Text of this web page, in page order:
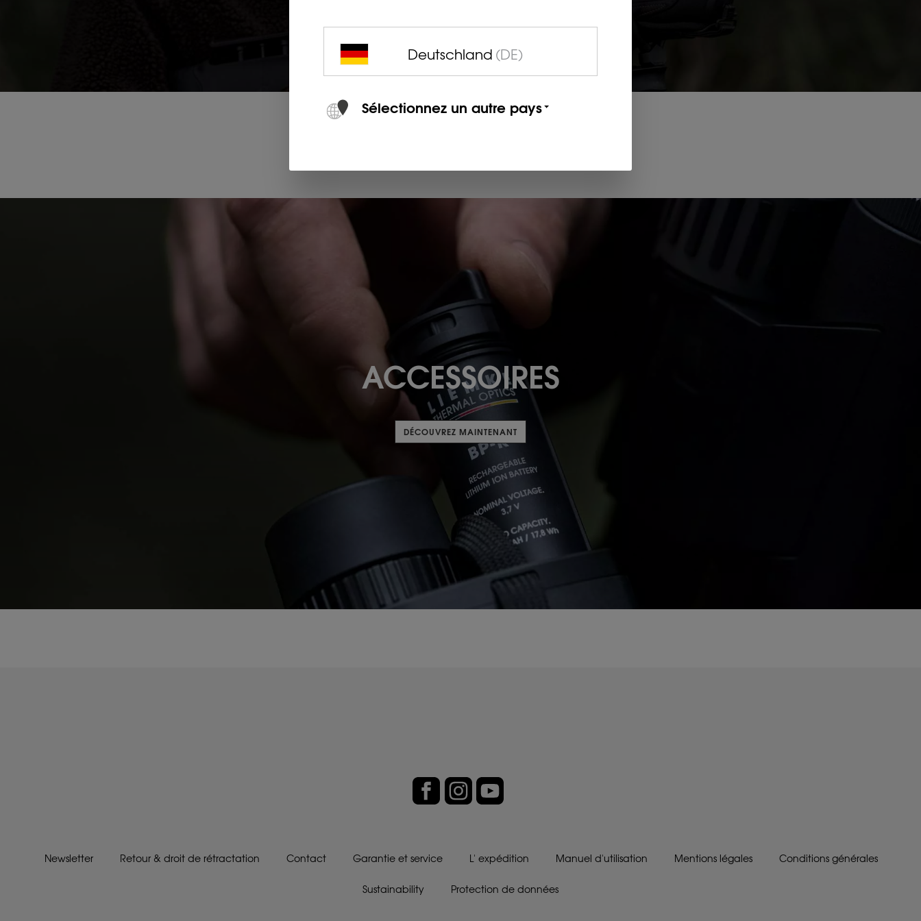
ACCESSOIRES
DÉCOUVREZ MAINTENANT
Newsletter Retour & droit de rétractation Contact Garantie et service L' expédition Manuel d'utilisation Mentions légales Conditions générales
Sustainability Protection de données
Deutschland (DE)
Sélectionnez un autre pays